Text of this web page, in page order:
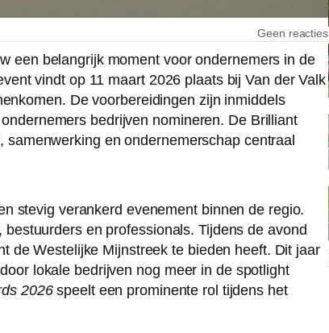
Geen reacties
een belangrijk moment voor ondernemers in de
vindt op 11 maart 2026 plaats bij Van der Valk
De voorbereidingen zijn inmiddels
bedrijven nomineren. De Brilliant
en ondernemerschap centraal
stevig verankerd evenement binnen de regio.
en professionals. Tijdens de avond
de Westelijke Mijnstreek te bieden heeft. Dit jaar
lokale bedrijven nog meer in de spotlight
2026speelt een prominente rol tijdens het